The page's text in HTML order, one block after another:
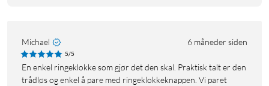
Michael 6 måneder siden
5/5
En enkel ringeklokke som gjør det den skal. Praktisk talt er den
trådløs og enkel å pare med ringeklokkeknappen. Vi paret